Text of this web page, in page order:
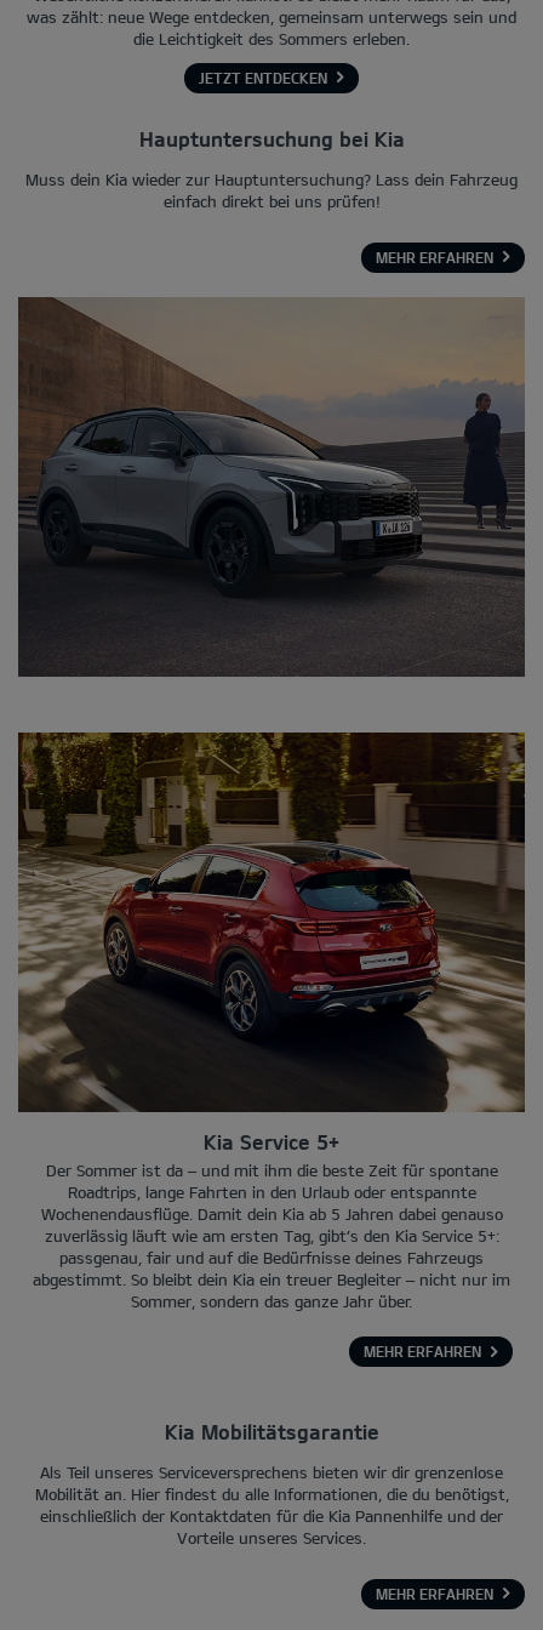
was zählt: neue Wege entdecken, gemeinsam unterwegs sein und
die Leichtigkeit des Sommers erleben.
JETZT ENTDECKEN
Hauptuntersuchung bei Kia
Muss dein Kia wieder zur Hauptuntersuchung? Lass dein Fahrzeug
einfach direkt bei uns prüfen!
MEHR ERFAHREN
Kia Service 5+
Der Sommer ist da – und mit ihm die beste Zeit für spontane
Roadtrips, lange Fahrten in den Urlaub oder entspannte
Wochenendausflüge. Damit dein Kia ab 5 Jahren dabei genauso
zuverlässig läuft wie am ersten Tag, gibt’s den Kia Service 5+:
passgenau, fair und auf die Bedürfnisse deines Fahrzeugs
abgestimmt. So bleibt dein Kia ein treuer Begleiter – nicht nur im
Sommer, sondern das ganze Jahr über.
MEHR ERFAHREN
Kia Mobilitätsgarantie
Als Teil unseres Serviceversprechens bieten wir dir grenzenlose
Mobilität an. Hier findest du alle Informationen, die du benötigst,
einschließlich der Kontaktdaten für die Kia Pannenhilfe und der
Vorteile unseres Services.
MEHR ERFAHREN